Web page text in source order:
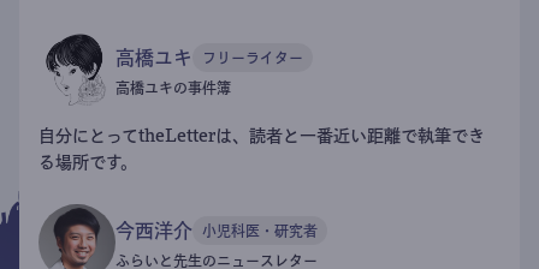
高橋ユキ フリーライター
高橋ユキの事件簿
自分にとってtheLetterは、読者と一番近い距離で執筆でき
る場所です。
今西洋介 小児科医・研究者
ふらいと先生のニュースレター